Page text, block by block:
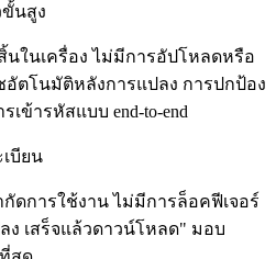
นสูง
นในเครื่อง ไม่มีการอัปโหลดหรือ
อัตโนมัติหลังการแปลง การปกป้อง
เข้ารหัสแบบ end-to-end
บียน
ดการใช้งาน ไม่มีการล็อคฟีเจอร์
ง เสร็จแล้วดาวน์โหลด" มอบ